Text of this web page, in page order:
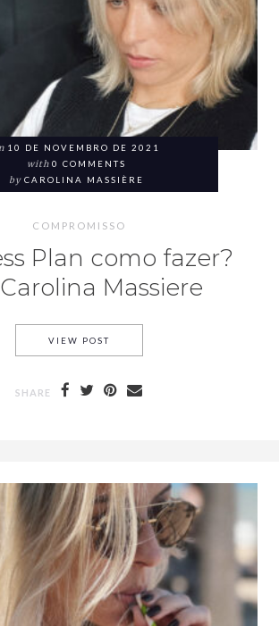
10 DE NOVEMBRO DE 2021
with 0 COMMENTS
by CAROLINA MASSIÈRE
COMPROMISSO
Plan como fazer?
Massiere
VIEW POST
SHARE